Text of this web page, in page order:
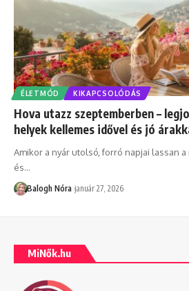
ÉLETMÓD KIKAPCSOLÓDÁS
Hova utazz szeptemberben –
helyek kellemes idővel és jó
Amikor a nyár utolsó, forró napjai lassan
és…
Balogh Nóra január 27, 2026
MiNők.hu